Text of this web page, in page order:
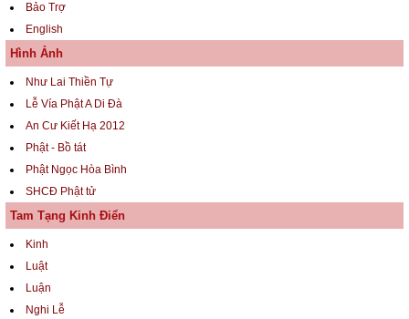
Bảo Trợ
English
Hình Ảnh
Như Lai Thiền Tự
Lễ Vía Phật A Di Đà
An Cư Kiết Hạ 2012
Phật - Bồ tát
Phật Ngọc Hòa Bình
SHCĐ Phật tử
Tam Tạng Kinh Điển
Kinh
Luật
Luận
Nghi Lễ